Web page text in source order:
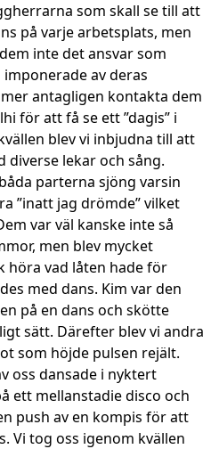
som skall se till att
på varje arbetsplats, men
inte det ansvar som
av deras
antagligen kontakta dem
för att få se ett ”dagis” i
blev vi inbjudna till att
diverse lekar och sång.
parterna sjöng varsin
”inatt jag drömde” vilket
var väl kanske inte så
men blev mycket
höra vad låten hade för
med dans. Kim var den
på en dans och skötte
sätt. Därefter blev vi andra
som höjde pulsen rejält.
oss dansade i nyktert
ett mellanstadie disco och
push av en kompis för att
Vi tog oss igenom kvällen